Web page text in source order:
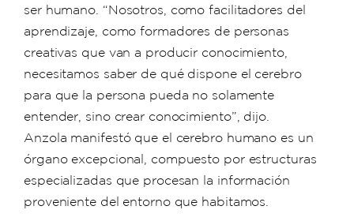
ser humano. “Nosotros, como facilitadores del
aprendizaje, como formadores de personas
creativas que van a producir conocimiento,
necesitamos saber de qué dispone el cerebro
para que la persona pueda no solamente
entender, sino crear conocimiento”, dijo.
Anzola manifestó que el cerebro humano es un
órgano excepcional, compuesto por estructuras
especializadas que procesan la información
proveniente del entorno que habitamos.